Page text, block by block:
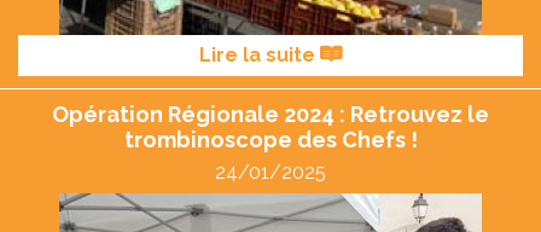
Lire la suite
Opération Régionale 2024 : Retrouvez le
trombinoscope des Chefs !
24/01/2025